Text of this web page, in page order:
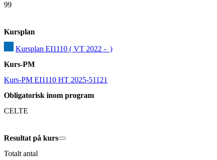
99
Kursplan
Kursplan EI1110 ( VT 2022 -  )
Kurs-PM
Kurs-PM EI1110 HT 2025-51121
Obligatorisk inom program
CELTE
Resultat på kurs
Totalt antal